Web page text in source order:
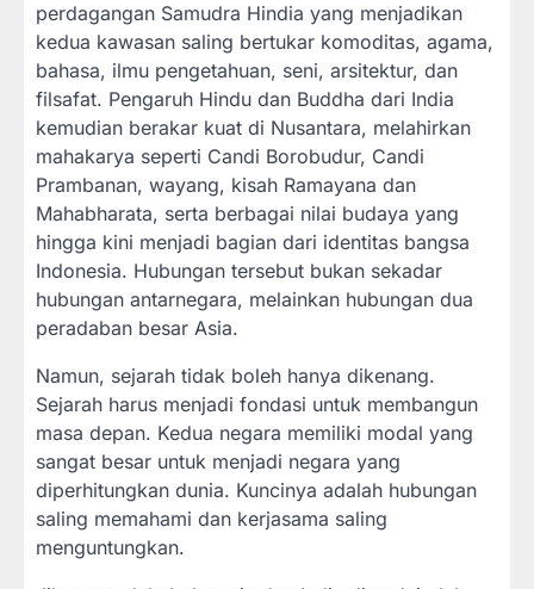
perdagangan Samudra Hindia yang menjadikan
kedua kawasan saling bertukar komoditas, agama,
bahasa, ilmu pengetahuan, seni, arsitektur, dan
filsafat. Pengaruh Hindu dan Buddha dari India
kemudian berakar kuat di Nusantara, melahirkan
mahakarya seperti Candi Borobudur, Candi
Prambanan, wayang, kisah Ramayana dan
Mahabharata, serta berbagai nilai budaya yang
hingga kini menjadi bagian dari identitas bangsa
Indonesia. Hubungan tersebut bukan sekadar
hubungan antarnegara, melainkan hubungan dua
peradaban besar Asia.
Namun, sejarah tidak boleh hanya dikenang.
Sejarah harus menjadi fondasi untuk membangun
masa depan. Kedua negara memiliki modal yang
sangat besar untuk menjadi negara yang
diperhitungkan dunia. Kuncinya adalah hubungan
saling memahami dan kerjasama saling
menguntungkan.